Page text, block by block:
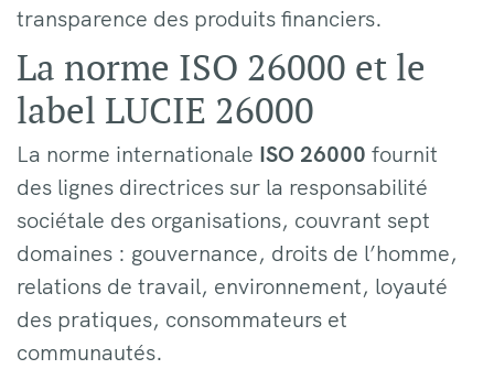
transparence des produits financiers.
La norme ISO 26000 et le
label LUCIE 26000
La norme internationale ISO 26000 fournit
des lignes directrices sur la responsabilité
sociétale des organisations, couvrant sept
domaines : gouvernance, droits de l’homme,
relations de travail, environnement, loyauté
des pratiques, consommateurs et
communautés.